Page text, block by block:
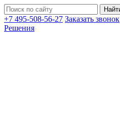
+7 495-508-56-27 Заказать звонок
Решения